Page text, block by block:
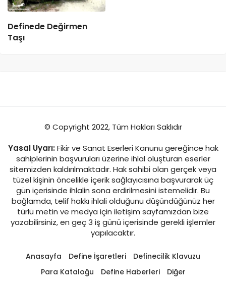
Definede Değirmen
Taşı
© Copyright 2022, Tüm Hakları Saklıdır
Yasal Uyarı:Fikir ve Sanat Eserleri Kanunu gereğince hak
sahiplerinin başvuruları üzerine ihlal oluşturan eserler
sitemizden kaldırılmaktadır. Hak sahibi olan gerçek veya
tüzel kişinin öncelikle içerik sağlayıcısına başvurarak üç
gün içerisinde ihlalin sona erdirilmesini istemelidir. Bu
bağlamda, telif hakkı ihlali olduğunu düşündüğünüz her
türlü metin ve medya için iletişim sayfamızdan bize
yazabilirsiniz, en geç 3 iş günü içerisinde gerekli işlemler
yapılacaktır.
Anasayfa Define İşaretleri
Definecilik Klavuzu
Para Kataloğu
Define Haberleri Diğer